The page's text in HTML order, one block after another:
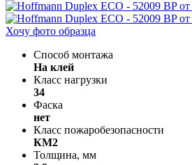
Хочу фото образца
Способ монтажа
На клей
Класс нагрузки
34
Фаска
нет
Класс пожаробезопасности
КМ2
Толщина, мм